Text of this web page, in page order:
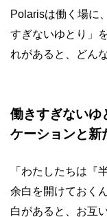
Polarisは働く場に
すぎないゆとり」
れがあると、どん
働きすぎないゆ
ケーションと新
「わたしたちは『
余白を開けておく
白があると、お互